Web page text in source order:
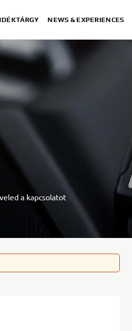
NEWS & EXPERIENCES
a kapcsolatot